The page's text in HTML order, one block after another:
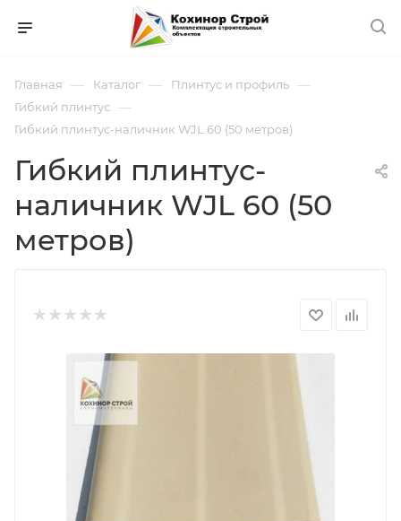
Главная — Каталог — Плинтус и профиль —
Гибкий плинтус —
Гибкий плинтус-наличник WJL 60 (50 метров)
Гибкий плинтус-
наличник WJL 60 (50
метров)